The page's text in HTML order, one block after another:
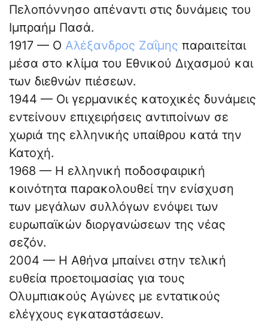
Πελοπόννησο απέναντι στις δυνάμεις του
Ιμπραήμ Πασά.
1917 — Ο Αλέξανδρος Ζαΐμης παραιτείται
μέσα στο κλίμα του Εθνικού Διχασμού και
των διεθνών πιέσεων.
1944 — Οι γερμανικές κατοχικές δυνάμεις
εντείνουν επιχειρήσεις αντιποίνων σε
χωριά της ελληνικής υπαίθρου κατά την
Κατοχή.
1968 — Η ελληνική ποδοσφαιρική
κοινότητα παρακολουθεί την ενίσχυση
των μεγάλων συλλόγων ενόψει των
ευρωπαϊκών διοργανώσεων της νέας
σεζόν.
2004 — Η Αθήνα μπαίνει στην τελική
ευθεία προετοιμασίας για τους
Ολυμπιακούς Αγώνες με εντατικούς
ελέγχους εγκαταστάσεων.